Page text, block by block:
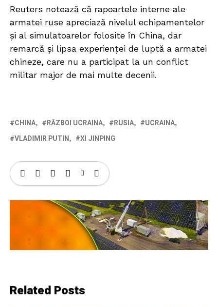
Reuters notează că rapoartele interne ale
armatei ruse apreciază nivelul echipamentelor
și al simulatoarelor folosite în China, dar
remarcă și lipsa experienței de luptă a armatei
chineze, care nu a participat la un conflict
militar major de mai multe decenii.
CHINA RĂZBOI UCRAINA RUSIA
UCRAINA
VLADIMIR PUTIN
XI JINPING
Related Posts